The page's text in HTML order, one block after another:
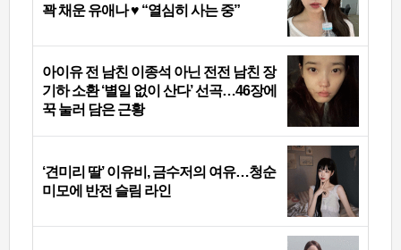
꽉 채운 유애나 ♥ “열심히 사는 중”
아이유 전 남친 이종석 아닌 전전 남친 장
기하 소환 ‘별일 없이 산다’ 선곡…46장에
꾹 눌러 담은 근황
‘견미리 딸’ 이유비, 금수저의 여유…청순
미모에 반전 슬림 라인